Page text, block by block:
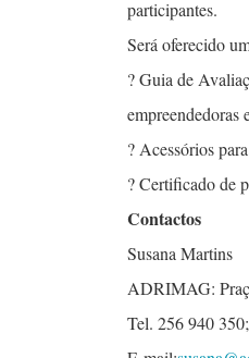
participantes.
Será oferecido
? Guia de
? Acessórios
? Certificado de
Contactos
Susana Martins
ADRIMAG:
Tel. 256 940